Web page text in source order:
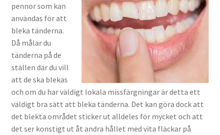
pennor som kan
användas för att
bleka tänderna.
Då målar du
tänderna på de
ställen där du vill
att de ska blekas
och om du har väldigt lokala missfärgningar är detta ett
väldigt bra sätt att bleka tänderna. Det kan göra dock att
det blekta området sticker ut alldeles för mycket och att
det ser konstigt ut åt andra hållet med vita fläckar på